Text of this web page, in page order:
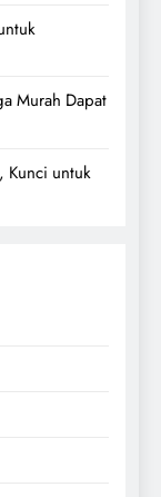
Murah Dapat
Kunci untuk